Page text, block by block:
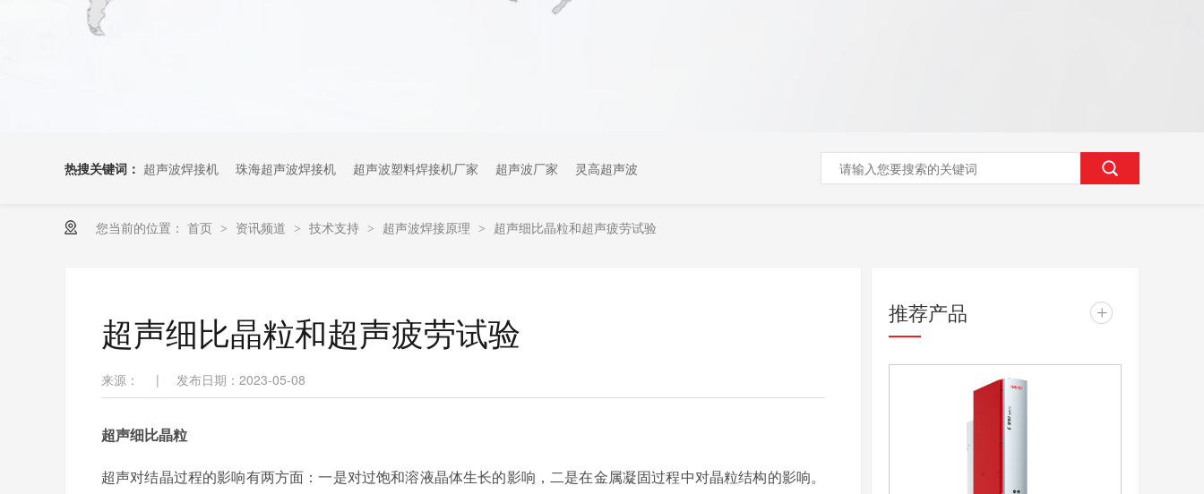
热搜关键词： 超声波焊接机 珠海超声波焊接机 超声波塑料焊接机厂家 超声波厂家 灵高超声波
您当前的位置： 首页 > 资讯频道 > 技术支持 > 超声波焊接原理 > 超声细比晶粒和超声疲劳试验
超声细比晶粒和超声疲劳试验
来源： | 发布日期：2023-05-08
超声细比晶粒
超声对结晶过程的影响有两方面：一是对过饱和溶液晶体生长的影响，二是在金属凝固过程中对晶粒结构的影响。
推荐产品 +